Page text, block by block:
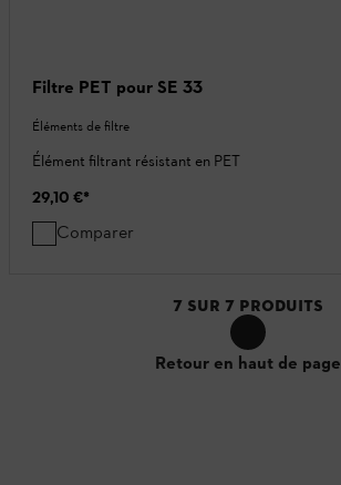
Filtre PET pour SE 33
Éléments de filtre
Élément filtrant résistant en PET
29,10 €*
Comparer
7 SUR 7 PRODUITS
Retour en haut de page